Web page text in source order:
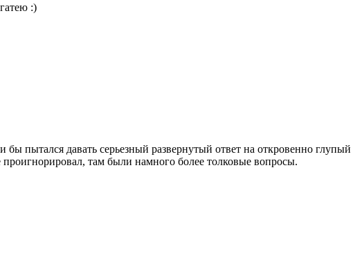
:)
пытался давать серьезный развернутый ответ на откровенно глупый
там были намного более толковые вопросы.